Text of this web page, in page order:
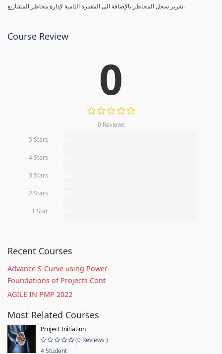
تقرير سجل المخاطر بالإضافة الى المقدرة التامية لإدارة مخاطر المشاريع.
Course Review
0
0 Reviews
5 Stars
4 Stars
3 Stars
2 Stars
1 Star
Recent Courses
Advance S-Curve using Power
Foundations of Projects Cont
AGILE IN PMP 2022
Most Related Courses
Project Initiation
(0 Reviews )
4 Student